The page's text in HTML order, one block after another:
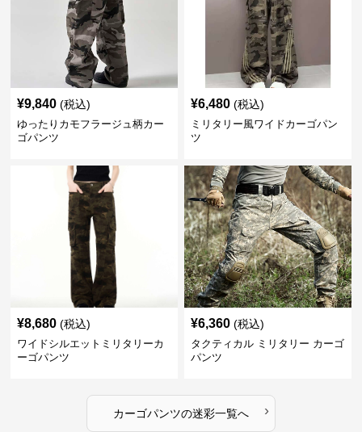
¥9,840 (税込)
ゆったりカモフラージュ柄カー
ゴパンツ
¥6,480 (税込)
ミリタリー風ワイドカーゴパン
ツ
¥8,680 (税込)
ワイドシルエットミリタリーカ
ーゴパンツ
¥6,360 (税込)
タクティカル ミリタリー カーゴ
パンツ
カーゴパンツの迷彩一覧へ ›